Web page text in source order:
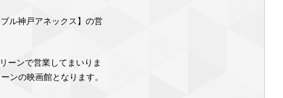
ル神戸アネックス】の営
ーンで営業してまいりま
ンの映画館となります。